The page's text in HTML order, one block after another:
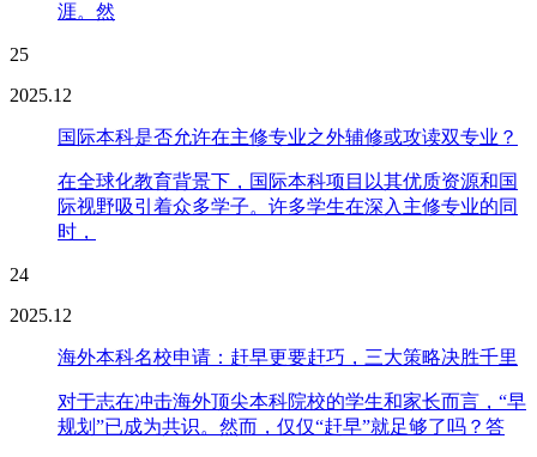
涯。然
25
2025.12
国际本科是否允许在主修专业之外辅修或攻读双专业？
在全球化教育背景下，国际本科项目以其优质资源和国
际视野吸引着众多学子。许多学生在深入主修专业的同
时，
24
2025.12
海外本科名校申请：赶早更要赶巧，三大策略决胜千里
对于志在冲击海外顶尖本科院校的学生和家长而言，“早
规划”已成为共识。然而，仅仅“赶早”就足够了吗？答